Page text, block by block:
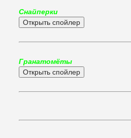
Снайперки
Гранатомёты